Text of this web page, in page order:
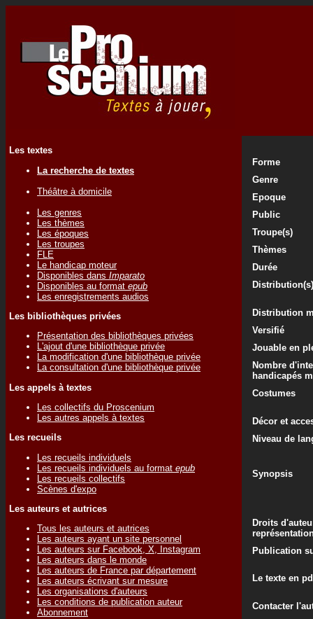
Les textes
La recherche de textes
Théâtre à domicile
Les genres
Les thèmes
Les époques
Les troupes
FLE
Le handicap moteur
Disponibles dans Imparato
Disponibles au format epub
Les enregistrements audios
Les bibliothèques privées
Présentation des bibliothèques privées
L'ajout d'une bibliothèque privée
La modification d'une bibliothèque privée
La consultation d'une bibliothèque privée
Les appels à textes
Les collectifs du Proscenium
Les autres appels à textes
Les recueils
Les recueils individuels
Les recueils individuels au format epub
Les recueils collectifs
Scènes d'expo
Les auteurs et autrices
Tous les auteurs et autrices
Les auteurs ayant un site personnel
Les auteurs sur Facebook, X, Instagram
Les auteurs dans le monde
Les auteurs de France par département
Les auteurs écrivant sur mesure
Les organisations d'auteurs
Les conditions de publication auteur
Abonnement
Forme
Genre
Epoque
Public
Troupe(s)
Thèmes
Durée
Distribution(s)
Distribution
Versifié
Jouable en
Nombre
handicapés
Costumes
Décor et
Niveau de
Synopsis
Droits
Publication
Le texte en
Contacter